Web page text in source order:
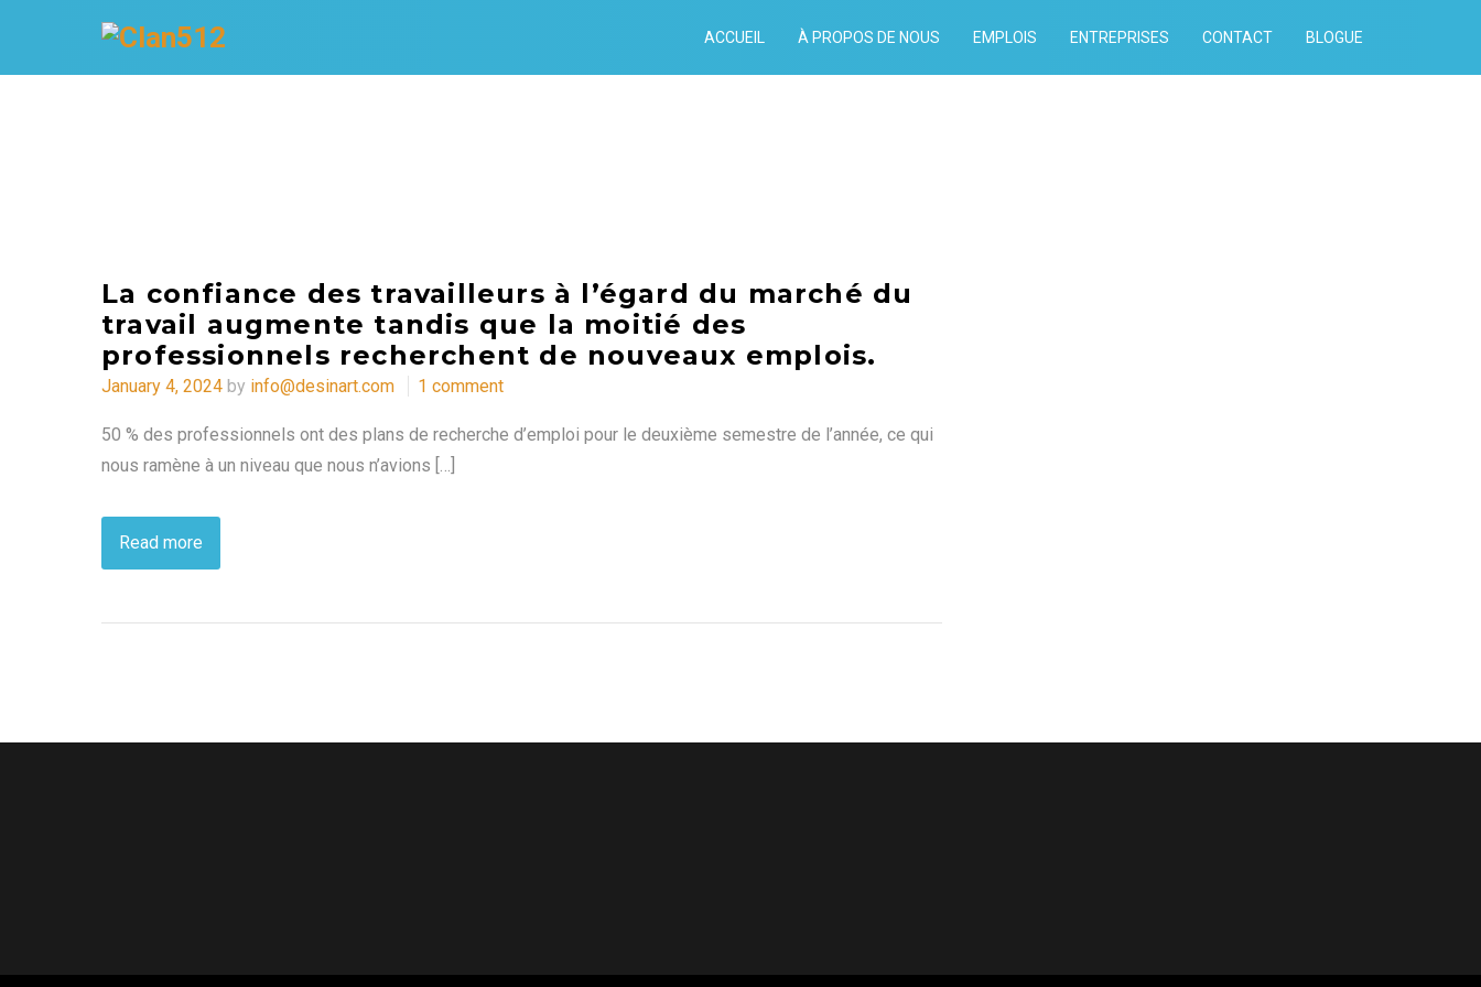
ACCUEIL À PROPOS DE NOUS EMPLOIS ENTREPRISES CONTACT BLOGUE
La confiance des travailleurs à l’égard du marché du
travail augmente tandis que la moitié des
professionnels recherchent de nouveaux emplois.
Posted
January 4, 2024 by info@desinart.com 1 comment
50 % des professionnels ont des plans de recherche d’emploi pour le deuxième semestre de l’année, ce qui
nous ramène à un niveau que nous n’avions […]
Read more